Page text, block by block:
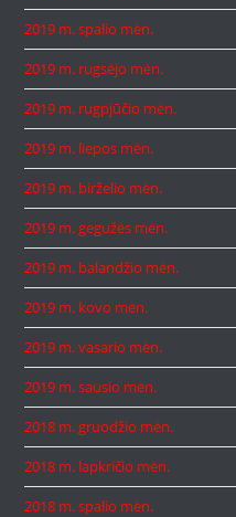
2019 m. spalio mėn.
2019 m. rugsėjo mėn.
2019 m. rugpjūčio mėn.
2019 m. liepos mėn.
2019 m. birželio mėn.
2019 m. gegužės mėn.
2019 m. balandžio mėn.
2019 m. kovo mėn.
2019 m. vasario mėn.
2019 m. sausio mėn.
2018 m. gruodžio mėn.
2018 m. lapkričio mėn.
2018 m. spalio mėn.